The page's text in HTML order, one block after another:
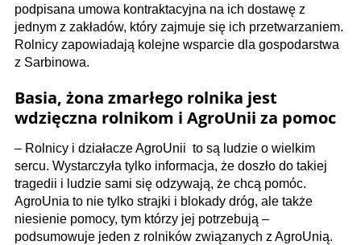
podpisana umowa kontraktacyjna na ich dostawę z
jednym z zakładów, który zajmuje się ich przetwarzaniem.
Rolnicy zapowiadają kolejne wsparcie dla gospodarstwa
z Sarbinowa.
Basia, żona zmarłego rolnika jest
wdzięczna rolnikom i AgroUnii za pomoc
– Rolnicy i działacze AgroUnii to są ludzie o wielkim
sercu. Wystarczyła tylko informacja, że doszło do takiej
tragedii i ludzie sami się odzywają, że chcą pomóc.
AgroUnia to nie tylko strajki i blokady dróg, ale także
niesienie pomocy, tym którzy jej potrzebują –
podsumowuje jeden z rolników związanych z AgroUnią.